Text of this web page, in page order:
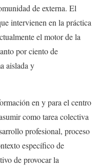
de externa. El
intervienen en la práctica
el motor de la
por ciento de
aislada y
en y para el centro
como tarea colectiva
profesional, proceso
específico de
de provocar la